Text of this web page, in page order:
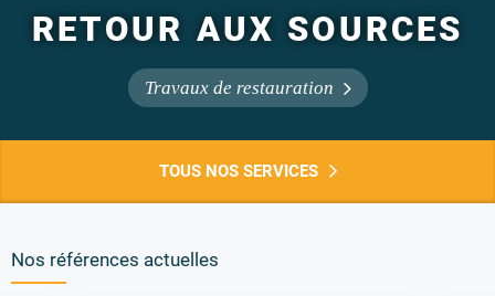
RETOUR AUX SOURCES
Travaux de restauration
TOUS NOS SERVICES
Nos références actuelles